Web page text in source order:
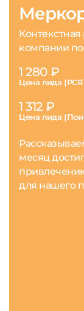
компании
1 280 ₽
Цена лида
1 312 ₽
Цена лида
месяц
для нашего